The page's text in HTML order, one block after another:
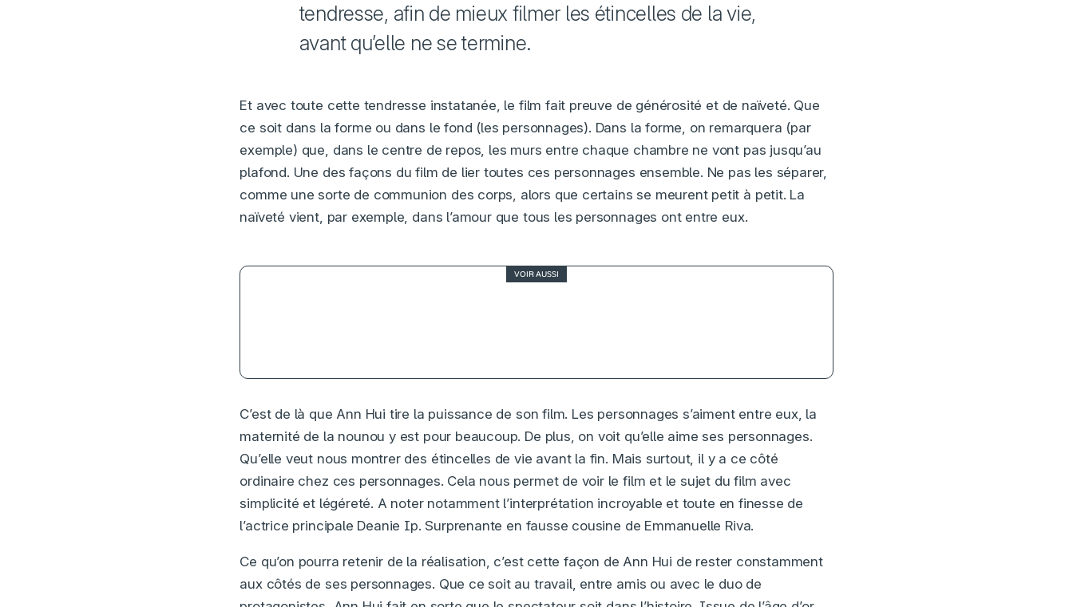
tendresse, afin de mieux filmer les étincelles de la vie,
avant qu’elle ne se termine.
Et avec toute cette tendresse instatanée, le film fait preuve de générosité et de naïveté. Que
ce soit dans la forme ou dans le fond (les personnages). Dans la forme, on remarquera (par
exemple) que, dans le centre de repos, les murs entre chaque chambre ne vont pas jusqu’au
plafond. Une des façons du film de lier toutes ces personnages ensemble. Ne pas les séparer,
comme une sorte de communion des corps, alors que certains se meurent petit à petit. La
naïveté vient, par exemple, dans l’amour que tous les personnages ont entre eux.
VOIR AUSSI
C’est de là que Ann Hui tire la puissance de son film. Les personnages s’aiment entre eux, la
maternité de la nounou y est pour beaucoup. De plus, on voit qu’elle aime ses personnages.
Qu’elle veut nous montrer des étincelles de vie avant la fin. Mais surtout, il y a ce côté
ordinaire chez ces personnages. Cela nous permet de voir le film et le sujet du film avec
simplicité et légéreté. A noter notamment l’interprétation incroyable et toute en finesse de
l’actrice principale Deanie Ip. Surprenante en fausse cousine de Emmanuelle Riva.
Ce qu’on pourra retenir de la réalisation, c’est cette façon de Ann Hui de rester constamment
aux côtés de ses personnages. Que ce soit au travail, entre amis ou avec le duo de